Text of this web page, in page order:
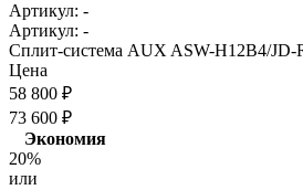
Артикул: -
Артикул: -
Сплит-система AUX ASW-H12B4/JD-
Цена
58 800 ₽
73 600 ₽
Экономия
20%
или